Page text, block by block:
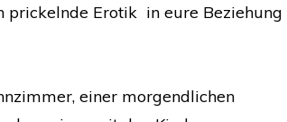
prickelnde Erotik in eure Beziehung
einer morgendlichen